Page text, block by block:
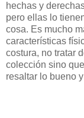
hechas y
pero ellas lo
cosa. Es mucho
características
costura, no tratar
colección sino
resaltar lo bueno